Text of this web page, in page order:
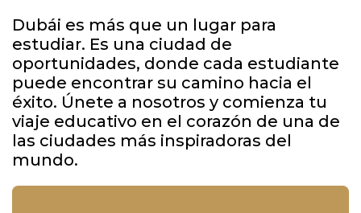
Dubái es más que un lugar para
estudiar. Es una ciudad de
oportunidades, donde cada estudiante
puede encontrar su camino hacia el
éxito. Únete a nosotros y comienza tu
viaje educativo en el corazón de una de
las ciudades más inspiradoras del
mundo.